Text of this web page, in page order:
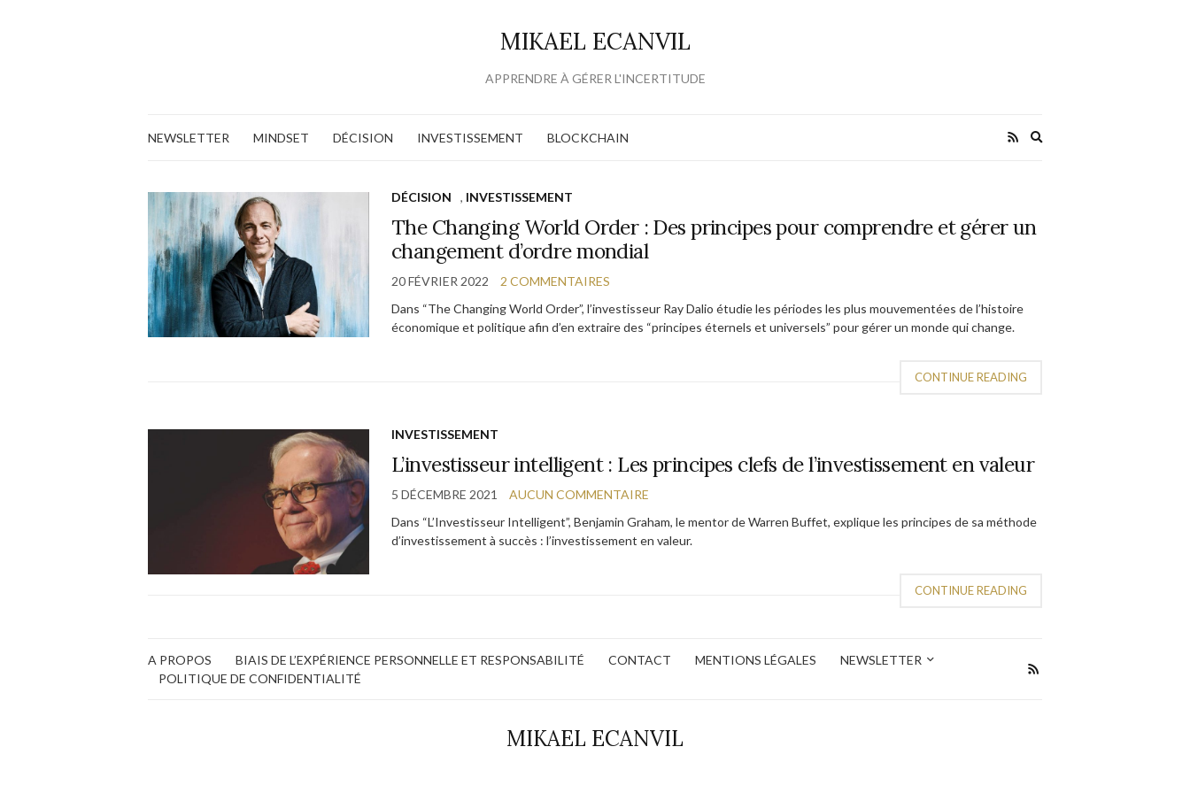
MIKAEL ECANVIL
APPRENDRE À GÉRER L'INCERTITUDE
NEWSLETTER MINDSET DÉCISION INVESTISSEMENT BLOCKCHAIN
DÉCISION , INVESTISSEMENT
The Changing World Order : Des principes pour comprendre et gérer un
changement d’ordre mondial
20 FÉVRIER 2022
2 COMMENTAIRES
Dans “The Changing World Order”, l’investisseur Ray Dalio étudie les périodes les plus mouvementées de l’histoire
économique et politique afin d’en extraire des “principes éternels et universels” pour gérer un monde qui change.
CONTINUE READING
INVESTISSEMENT
L’investisseur intelligent : Les principes clefs de l’investissement en valeur
5 DÉCEMBRE 2021
AUCUN COMMENTAIRE
Dans “L’Investisseur Intelligent”, Benjamin Graham, le mentor de Warren Buffet, explique les principes de sa méthode
d’investissement à succès : l’investissement en valeur.
CONTINUE READING
A PROPOS BIAIS DE L’EXPÉRIENCE PERSONNELLE ET RESPONSABILITÉ CONTACT MENTIONS LÉGALES
NEWSLETTER
POLITIQUE DE CONFIDENTIALITÉ
MIKAEL ECANVIL